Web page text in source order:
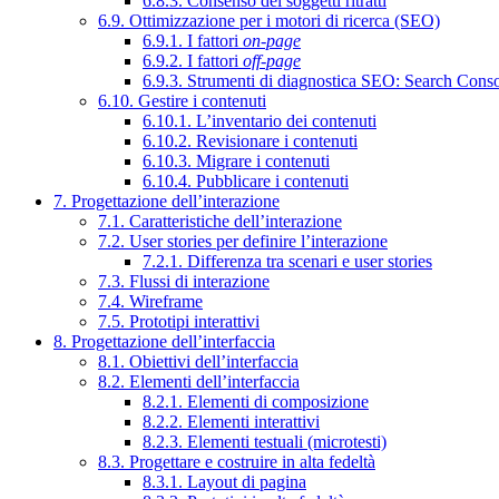
6.9. Ottimizzazione per i motori di ricerca (SEO)
6.9.1. I fattori on-page
6.9.2. I fattori off-page
6.9.3. Strumenti di diagnostica SEO: Search
6.10. Gestire i contenuti
6.10.1. L’inventario dei contenuti
6.10.2. Revisionare i contenuti
6.10.3. Migrare i contenuti
6.10.4. Pubblicare i contenuti
7. Progettazione dell’interazione
7.1. Caratteristiche dell’interazione
7.2. User stories per definire l’interazione
7.2.1. Differenza tra scenari e user stories
7.3. Flussi di interazione
7.4. Wireframe
7.5. Prototipi interattivi
8. Progettazione dell’interfaccia
8.1. Obiettivi dell’interfaccia
8.2. Elementi dell’interfaccia
8.2.1. Elementi di composizione
8.2.2. Elementi interattivi
8.2.3. Elementi testuali (microtesti)
8.3. Progettare e costruire in alta fedeltà
8.3.1. Layout di pagina